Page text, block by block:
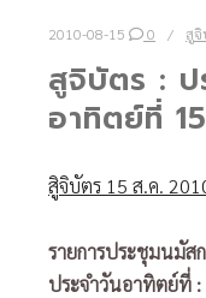
2010-08-15 0 สูจิ
สูจิบัตร : ป
อาทิตย์ที่
สูิจิบัตร 15 ส.ค.
รายการประชุมนมัสก
ประจำวันอาทิตย์ที่ :